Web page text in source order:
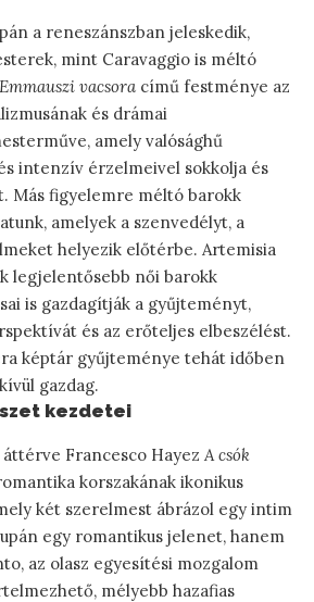
a reneszánszban jeleskedik,
mint Caravaggio is méltó
Emmauszi vacsora című festménye az
és drámai
amely valósághű
intenzív érzelmeivel sokkolja és
Más figyelemre méltó barokk
amelyek a szenvedélyt, a
helyezik előtérbe. Artemisia
legjelentősebb női barokk
is gazdagítják a gyűjteményt,
és az erőteljes elbeszélést.
képtár gyűjteménye tehát időben
gazdag.
kezdetei
áttérve Francesco Hayez A csók
korszakának ikonikus
két szerelmest ábrázol egy intim
egy romantikus jelenet, hanem
az olasz egyesítési mozgalom
mélyebb hazafias